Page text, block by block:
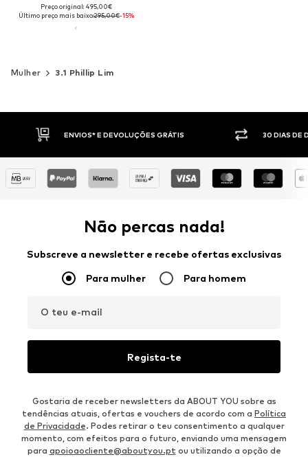
Preço original: 495,00€
Último preço mais baixo:295,00€-15%
Mulher 3.1 Phillip Lim
30 DIAS DE DIREITO DE DEVOLUÇÃO
Não percas nada!
Subscreve a newsletter e recebe ofertas exclusivas
Para mulher Para homem
O teu e-mail
Regista-te
Gostaria de receber newsletters da ABOUT YOU sobre as
tendências atuais, ofertas e vouchers de acordo com a Política
de Privacidade. Podes retirar o teu consentimento a qualquer
momento, com efeitos para o futuro, enviando uma mensagem
para apoioaocliente@aboutyou.ptou utilizando a opção de